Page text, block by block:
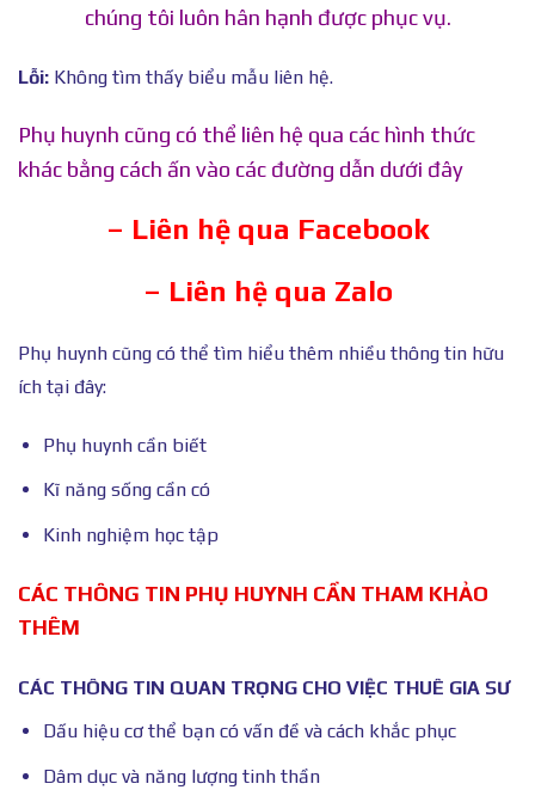
chúng tôi luôn hân hạnh được phục vụ.
Lỗi: Không tìm thấy biểu mẫu liên hệ.
Phụ huynh cũng có thể liên hệ qua các hình thức
khác bằng cách ấn vào các đường dẫn dưới đây
– Liên hệ qua Facebook
– Liên hệ qua Zalo
Phụ huynh cũng có thể tìm hiểu thêm nhiều thông tin hữu
ích tại đây:
Phụ huynh cần biết
Kĩ năng sống cần có
Kinh nghiệm học tập
CÁC THÔNG TIN PHỤ HUYNH CẦN THAM KHẢO
THÊM
CÁC THÔNG TIN QUAN TRỌNG CHO VIỆC THUÊ GIA SƯ
Dấu hiệu cơ thể bạn có vấn đề và cách khắc phục
Dâm dục và năng lượng tinh thần